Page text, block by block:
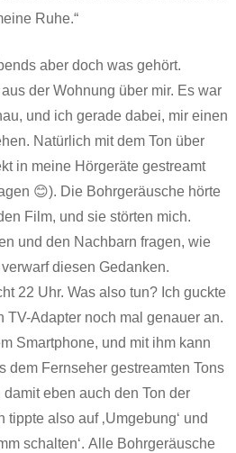
Ruhe.“
aber doch was gehört.
der Wohnung über mir. Es war
und ich gerade dabei, mir einen
Natürlich mit dem Ton über
in meine Hörgeräte gestreamt
😊). Die Bohrgeräusche hörte
Film, und sie störten mich.
und den Nachbarn fragen, wie
diesen Gedanken.
22 Uhr. Was also tun? Ich guckte
TV-Adapter noch mal genauer an.
Smartphone, und mit ihm kann
dem Fernseher gestreamten Tons
eben auch den Ton der
also auf ‚Umgebung‘ und
schalten‘. Alle Bohrgeräusche